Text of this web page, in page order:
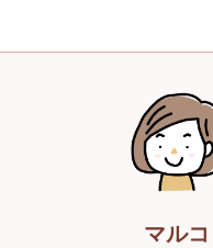
マルコ